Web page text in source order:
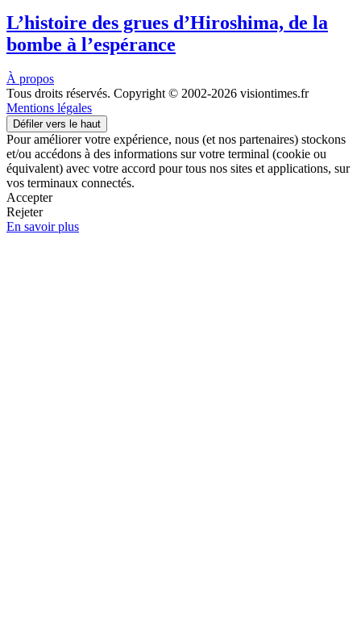
L’histoire des grues d’Hiroshima, de la
bombe à l’espérance
À propos
Tous droits réservés. Copyright © 2002-2026 visiontimes.fr
Mentions légales
Défiler vers le haut
Pour améliorer votre expérience, nous (et nos partenaires) stockons
et/ou accédons à des informations sur votre terminal (cookie ou
équivalent) avec votre accord pour tous nos sites et applications, sur
vos terminaux connectés.
Accepter
Rejeter
En savoir plus